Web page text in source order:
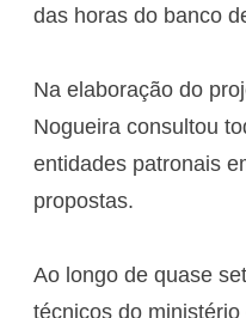
das horas do banco
Na elaboração do
Nogueira consultou
entidades patronais
propostas.
Ao longo de quase
técnicos do